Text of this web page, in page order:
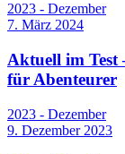
2023 - Dezember
7. März 2024
Aktuell im
für Abenteurer
2023 - Dezember
9. Dezember 2023